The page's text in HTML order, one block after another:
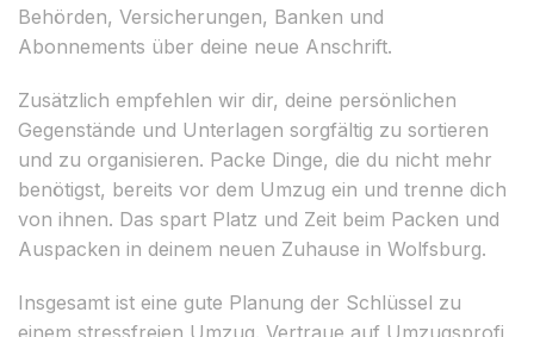
Behörden, Versicherungen, Banken und
Abonnements über deine neue Anschrift.
Zusätzlich empfehlen wir dir, deine persönlichen
Gegenstände und Unterlagen sorgfältig zu sortieren
und zu organisieren. Packe Dinge, die du nicht mehr
benötigst, bereits vor dem Umzug ein und trenne dich
von ihnen. Das spart Platz und Zeit beim Packen und
Auspacken in deinem neuen Zuhause in Wolfsburg.
Insgesamt ist eine gute Planung der Schlüssel zu
einem stressfreien Umzug. Vertraue auf Umzugsprofi